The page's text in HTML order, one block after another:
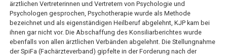
ärztlichen Vertreterinnen und Vertretern von Psychologie und
Psychologen gesprochen, Psychotherapie wurde als Methode
bezeichnet und als eigenständigen Heilberuf abgelehnt, KJP kam bei
ihnen gar nicht vor. Die Abschaffung des Konsiliarberichtes wurde
ebenfalls von allen ärztlichen Verbänden abgelehnt. Die Stellungnahme
der SpiFa (Fachärzteverband) gipfelte in der Forderung nach der